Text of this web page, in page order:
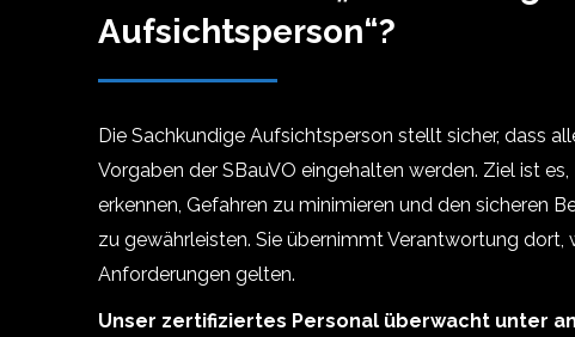
Aufsichtsperson“?
Die Sachkundige Aufsichtsperson stellt sicher, dass
Vorgaben der SBauVO eingehalten werden. Ziel ist
erkennen, Gefahren zu minimieren und den sicheren
zu gewährleisten. Sie übernimmt Verantwortung dort,
Anforderungen gelten.
Unser zertifiziertes Personal überwacht unter